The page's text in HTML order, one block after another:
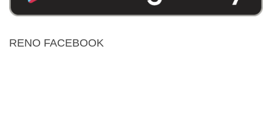
RENO FACEBOOK